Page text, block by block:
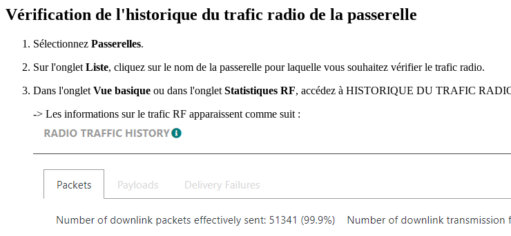
Vérification de l'historique du trafic radio de la passerelle
Sélectionnez Passerelles.
Sur l'onglet Liste, cliquez sur le nom de la passerelle pour laquelle vous souhaitez vérifier le trafic radio.
Dans l'onglet Vue basique ou dans l'onglet Statistiques RF, accédez à HISTORIQUE DU TRAFIC
-> Les informations sur le trafic RF apparaissent comme suit :